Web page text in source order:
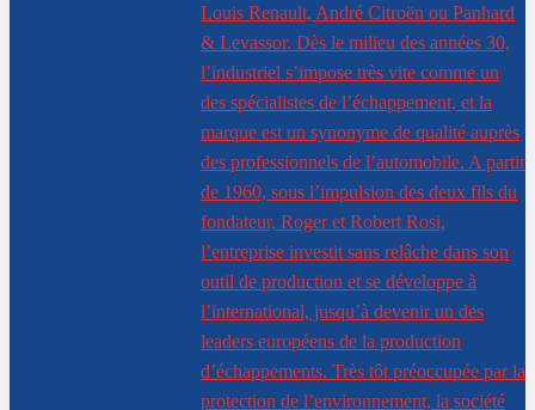
Louis Renault, André Citroën ou Panhard
& Levassor. Dès le milieu des années 30,
l’industriel s’impose très vite comme un
des spécialistes de l’échappement, et la
marque est un synonyme de qualité auprès
des professionnels de l’automobile. A partir
de 1960, sous l’impulsion des deux fils du
fondateur, Roger et Robert Rosi,
l’entreprise investit sans relâche dans son
outil de production et se développe à
l’international, jusqu’à devenir un des
leaders européens de la production
d’échappements. Très tôt préoccupée par la
protection de l’environnement, la société